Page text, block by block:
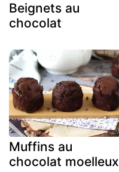
Beignets au
chocolat
Muffins au
chocolat moelleux